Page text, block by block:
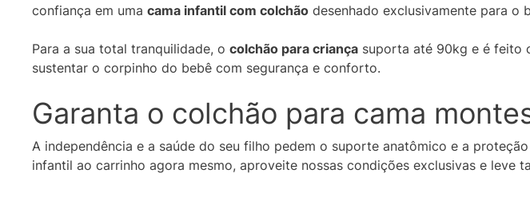
confiança em uma cama infantil com colchão desenhado exclusivamente para o
Para a sua total tranquilidade, o colchão para criança suporta até 90kg e é feito
sustentar o corpinho do bebê com segurança e conforto.
Garanta o colchão para cama
A independência e a saúde do seu filho pedem o suporte anatômico e a
infantil ao carrinho agora mesmo, aproveite nossas condições exclusivas e leve